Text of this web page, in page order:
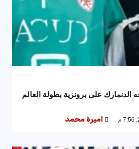
الدنمارك على برونزية بطولة العالم
اميرة محمد